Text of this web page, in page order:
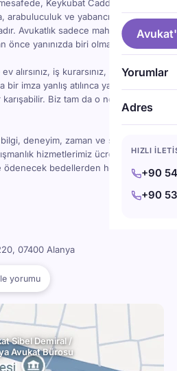
Yorumlar
Adres
HIZLI
+90
+90
Keykubat Caddesi'ndeki
arabuluculuk ve yabancı uyruklu
Avukatlık sadece mahkemeye
yanınızda biri olması demektir.
alırsınız, iş kurarsınız, kira
imza yanlış atılınca ya da bir
Biz tam da o noktada
deneyim, zaman ve sorumluluk
hizmetlerimiz ücretlidir — ama
bedellerden her zaman
07400 Alanya
yorumu
Sibel Demiral /
Avukat Bürosu